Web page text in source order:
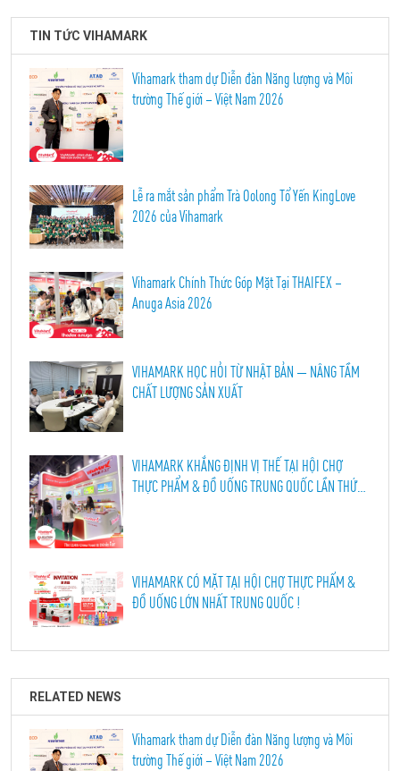
TIN TỨC VIHAMARK
Vihamark tham dự Diễn đàn Năng lượng và Môi
trường Thế giới – Việt Nam 2026
Lễ ra mắt sản phẩm Trà Oolong Tổ Yến KingLove
2026 của Vihamark
Vihamark Chính Thức Góp Mặt Tại THAIFEX –
Anuga Asia 2026
VIHAMARK HỌC HỎI TỪ NHẬT BẢN — NÂNG TẦM
CHẤT LƯỢNG SẢN XUẤT
VIHAMARK KHẲNG ĐỊNH VỊ THẾ TẠI HỘI CHỢ
THỰC PHẨM & ĐỒ UỐNG TRUNG QUỐC LẦN THỨ
VIHAMARK CÓ MẶT TẠI HỘI CHỢ THỰC PHẨM &
ĐỒ UỐNG LỚN NHẤT TRUNG QUỐC !
RELATED NEWS
Vihamark tham dự Diễn đàn Năng lượng và Môi
trường Thế giới – Việt Nam 2026